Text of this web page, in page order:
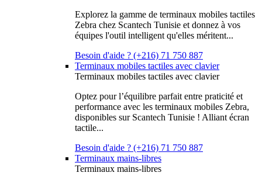
Explorez la gamme de terminaux mobiles tactiles
Zebra chez Scantech Tunisie et donnez à vos
équipes l'outil intelligent qu'elles méritent...
Besoin d'aide ? (+216) 71 750 887
Terminaux mobiles tactiles avec clavier
Terminaux mobiles tactiles avec clavier
Optez pour l’équilibre parfait entre praticité et
performance avec les terminaux mobiles Zebra,
disponibles sur Scantech Tunisie ! Alliant écran
tactile...
Besoin d'aide ? (+216) 71 750 887
Terminaux mains-libres
Terminaux mains-libres